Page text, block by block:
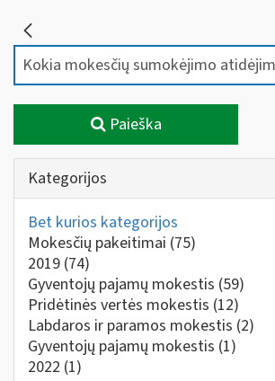
Paieška
Kategorijos
Bet kurios kategorijos
Mokesčių pakeitimai (75)
2019 (74)
Gyventojų pajamų mokestis (59)
Pridėtinės vertės mokestis (12)
Labdaros ir paramos mokestis (2)
Gyventojų pajamų mokestis (1)
2022 (1)